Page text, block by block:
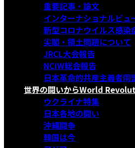
重要記事・論文
インターナショナルビュ
新型コロナウイルス感染
尖閣・領土問題について
JRCL大会報告
NCIW総会報告
日本革命的共産主義者同
世界の闘いからWorld
ウクライナ特集
日本各地の闘い
沖縄闘争
韓国は今